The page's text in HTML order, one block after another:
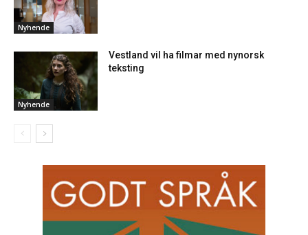
Nyhende
Nyhende
Vestland vil ha filmar med nynorsk
teksting